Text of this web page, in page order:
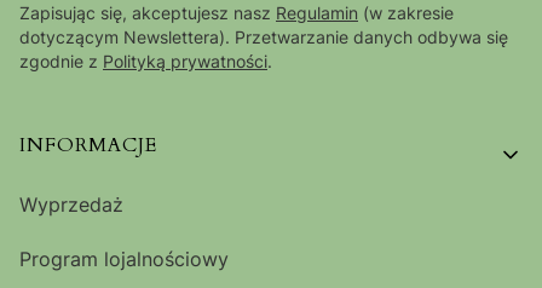
Zapisując się, akceptujesz nasz Regulamin (w zakresie
dotyczącym Newslettera). Przetwarzanie danych odbywa się
zgodnie z Polityką prywatności.
Linki w stopce
INFORMACJE
Wyprzedaż
Program lojalnościowy